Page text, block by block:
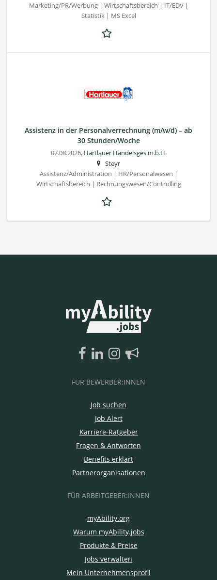
Marketing/PR/Werbung | Wirtschaftsbereich | IT/EDV |
Statistik | MS Excel
Assistenz in der Personalverrechnung (m/w/d) – ab
30 Stunden/Woche
07.08.2026, Hartlauer Handelsges.m.b.H.
Steyr
Assistenz/Administration | HR/Personalwesen |
Wirtschaftsbereich | Rechnungswesen/Controlling
FÜR BEWERBER:INNEN
Job suchen
Job Alert
Karriere-Ratgeber
Fragen & Antworten
Benefits erklärt
Partnerorganisationen
FÜR ARBEITGEBER:INNEN
myAbility.org
Warum myAbility.jobs
Produkte & Preise
Jobs verwalten
Mein Unternehmensprofil